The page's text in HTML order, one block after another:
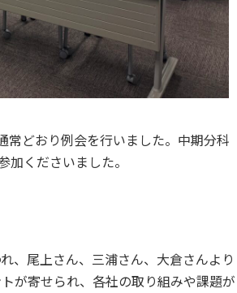
どおり例会を行いました。中期分科
くださいました。
、尾上さん、三浦さん、大倉さんより
が寄せられ、各社の取り組みや課題が